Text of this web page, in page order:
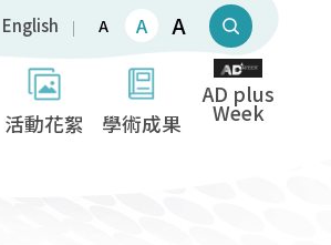
English A A A
活動花絮 學術成果
AD plus
Week